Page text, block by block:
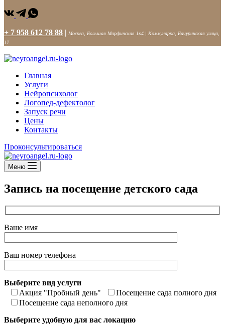
+ 7 958 612 78 88 | Москва, Большая Марфинская 1к4 | Коммунарка, Бачуринская улица,
17
Главная
Услуги
Нейропсихолог
Логопед-дефектолог
Запуск речи
Цены
Контакты
Проконсультироваться
Меню
Запись на посещение детского сада
Ваше имя
Ваш номер телефона
Выберите вид услуги
Акция "Пробный день"
Посещение сада полного дня
Посещение сада неполного дня
Выберите удобную для вас локацию